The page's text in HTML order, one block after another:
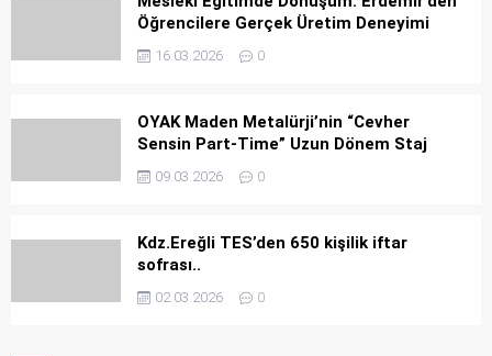
Öğrencilere Gerçek Üretim Deneyimi
16.03.2026 0
OYAK Maden Metalürji’nin “Cevher
Sensin Part-Time” Uzun Dönem Staj
Programı başladı
09.03.2026 0
Kdz.Ereğli TES’den 650 kişilik iftar
sofrası..
02.03.2026 0